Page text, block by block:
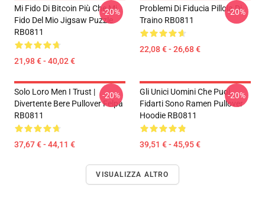
Mi Fido Di Bitcoin Più Che Mi
Fido Del Mio Jigsaw Puzzle
RB0811
21,98 € - 40,02 €
-20%
Problemi Di Fiducia Pillola Di
Traino RB0811
22,08 € - 26,68 €
-20%
Solo Loro Men I Trust |
Divertente Bere Pullover Felpa
RB0811
37,67 € - 44,11 €
-20%
Gli Unici Uomini Che Puoi
Fidarti Sono Ramen Pullover
Hoodie RB0811
39,51 € - 45,95 €
-20%
VISUALIZZA ALTRO